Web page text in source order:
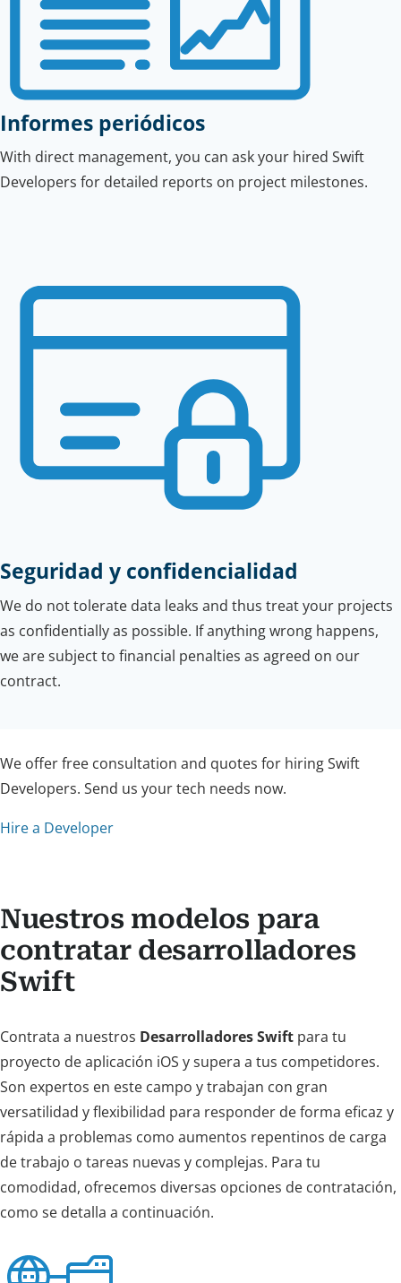
Informes periódicos
With direct management, you can ask your hired Swift
Developers for detailed reports on project milestones.
Seguridad y confidencialidad
We do not tolerate data leaks and thus treat your projects
as confidentially as possible. If anything wrong happens,
we are subject to financial penalties as agreed on our
contract.
We offer free consultation and quotes for hiring Swift
Developers. Send us your tech needs now.
Hire a Developer
Nuestros modelos para
contratar desarrolladores
Swift
Contrata a nuestros Desarrolladores Swift para tu
proyecto de aplicación iOS y supera a tus competidores.
Son expertos en este campo y trabajan con gran
versatilidad y flexibilidad para responder de forma eficaz y
rápida a problemas como aumentos repentinos de carga
de trabajo o tareas nuevas y complejas. Para tu
comodidad, ofrecemos diversas opciones de contratación,
como se detalla a continuación.